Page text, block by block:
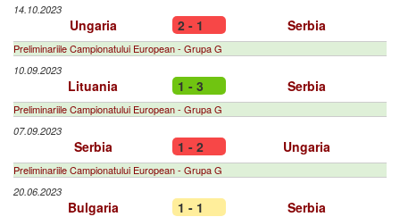
14.10.2023
Ungaria 2 - 1 Serbia
Preliminariile Campionatului European - Grupa G
10.09.2023
Lituania 1 - 3 Serbia
Preliminariile Campionatului European - Grupa G
07.09.2023
Serbia 1 - 2 Ungaria
Preliminariile Campionatului European - Grupa G
20.06.2023
Bulgaria 1 - 1 Serbia